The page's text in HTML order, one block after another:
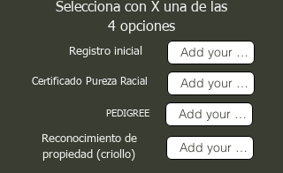
Selecciona con X una de las
4 opciones
Reconocimiento de
propiedad (criollo)
Registro inicial
Certificado Pureza Racial
PEDIGREE